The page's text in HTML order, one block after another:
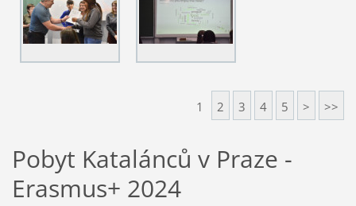
1 2 3 4 5 > >>
Pobyt Katalánců v Praze -
Erasmus+ 2024